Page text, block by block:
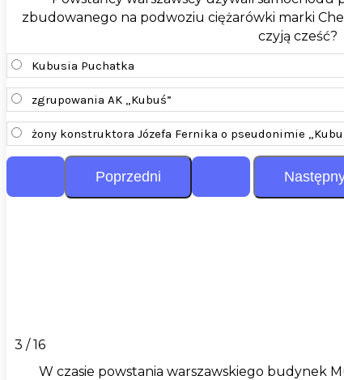
zbudowanego na podwoziu ciężarówki marki
czyją cześć?
Kubusia Puchatka
zgrupowania AK „Kubuś”
żony konstruktora Józefa Fernika o pseudonimie
3 / 16
W czasie powstania warszawskiego budynek